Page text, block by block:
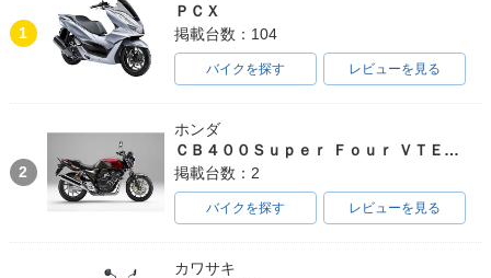
1
ＰＣＸ
掲載台数：104
バイクを探す レビューを見る
2
ホンダ
ＣＢ４００Ｓｕｐｅｒ Ｆｏｕｒ ＶＴＥＣ ＳＰＥＣ３
掲載台数：2
バイクを探す レビューを見る
カワサキ